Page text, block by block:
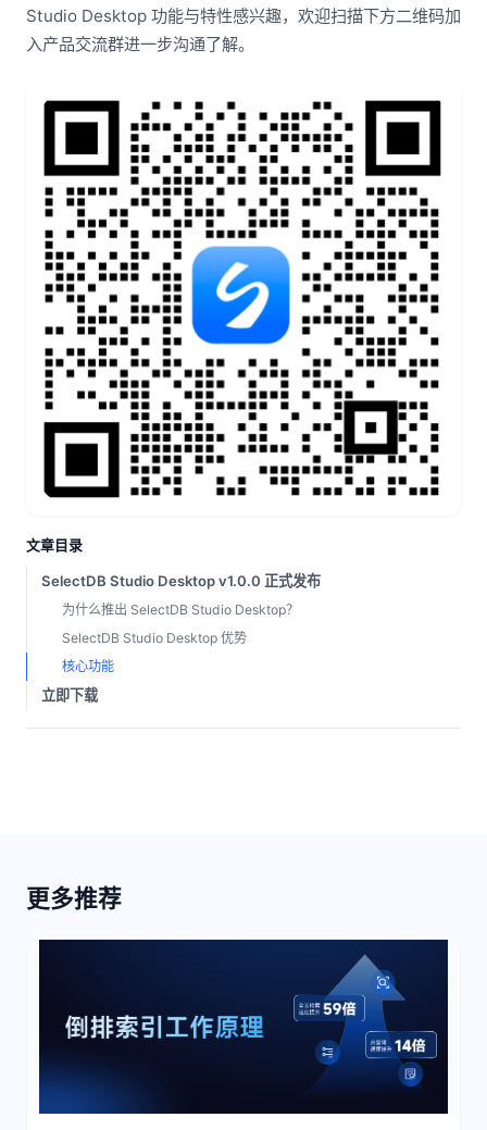
Studio Desktop 功能与特性感兴趣，欢迎扫描下方二维码加
入产品交流群进一步沟通了解。
文章目录
SelectDB Studio Desktop v1.0.0 正式发布
为什么推出 SelectDB Studio Desktop？
SelectDB Studio Desktop 优势
核心功能
立即下载
更多推荐